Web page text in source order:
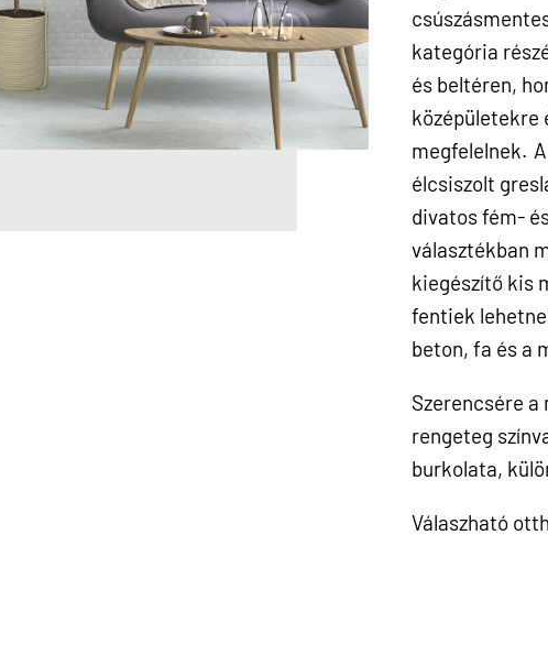
kategória
és beltéren,
középületekre
megfelelnek.
élcsiszolt
divatos fém-
választékban
kiegészítő kis
fentiek
beton, fa és a
Szerencsére
rengeteg
burkolata,
Válaszható